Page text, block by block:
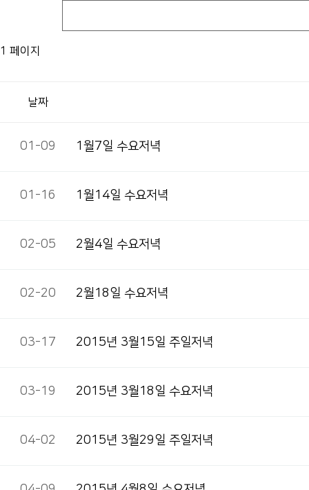
1 페이지
날짜
01-09 1월7일 수요저녁
01-16 1월14일 수요저녁
02-05 2월4일 수요저녁
02-20 2월18일 수요저녁
03-17 2015년 3월15일 주일저녁
03-19 2015년 3월18일 수요저녁
04-02 2015년 3월29일 주일저녁